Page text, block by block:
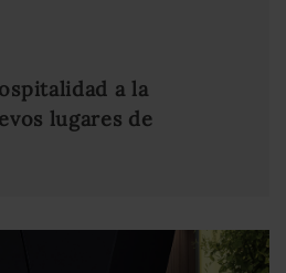
a la
lugares de